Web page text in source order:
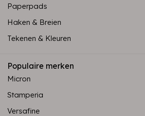
Paperpads
Haken & Breien
Tekenen & Kleuren
Populaire merken
Micron
Stamperia
Versafine